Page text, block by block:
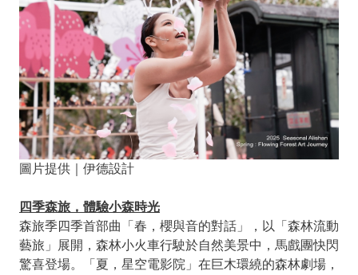
圖片提供｜伊德設計
四季森旅，體驗小森時光
森旅季四季首部曲「春，櫻與音的對話」，以「森林流動
藝旅」展開，森林小火車行駛於自然美景中，馬戲團快閃
驚喜登場。「夏，星空電影院」在巨木環繞的森林劇場，